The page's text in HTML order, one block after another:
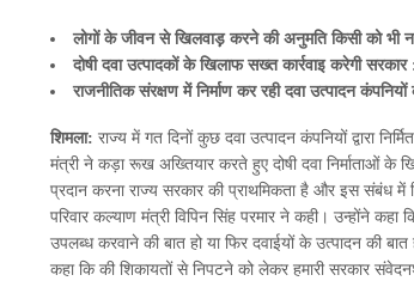
लोगों के जीवन से खिलवाड़़ करने की अनुमति किसी को भी
दोषी दवा उत्पादकों के खिलाफ सख्त कार्रवाइ करेगी सरकार
राजनीतिक संरक्षण में निर्माण कर रही दवा उत्पादन
शिमला: राज्य में गत दिनों कुछ दवा उत्पादन कंपनियों द्वारा
मंत्री ने कड़ा रूख अख्तियार करते हुए दोषी दवा निर्माताओं के
प्रदान करना राज्य सरकार की प्राथमिकता है और इस संबंध
परिवार कल्याण मंत्री विपिन सिंह परमार ने कही। उन्होंने
उपलब्ध करवाने की बात हो या फिर दवाईयों के उत्पादन की
कहा कि की शिकायतों से निपटने को लेकर हमारी सरकार